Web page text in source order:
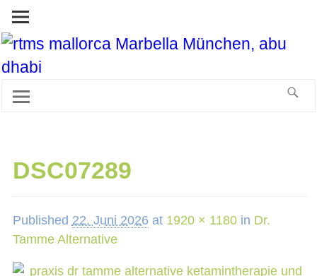
DSC07289
Published 22. Juni 2026at 1920 × 1180in Dr.
Tamme Alternative